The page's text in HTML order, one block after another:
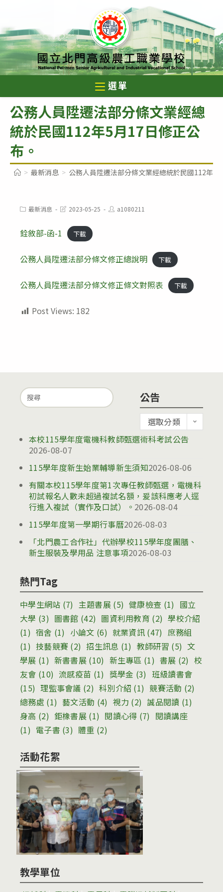
至
主
要
內
選單
公務人員陞遷法部分條文業經總
統於民國112年5月17日修正公
布。
> 最新消息 > 公務人員陞遷法部分條文業經總統於民國112年5
Post最新消息
Post2023-05-25
Posta1080211
銓敘部-函-1 下載
公務人員陞遷法部分條文修正總說明 下載
公務人員陞遷法部分條文修正條文對照表 下載
Post Views: 182
Search
for:
公告
告
選取分類
本校115學年度電機科教師甄選術科考試公告
2026-08-07
115學年度新生始業輔導新生須知2026-08-06
有關本校115學年度第1次專任教師甄選，電機科
初試報名人數未超過複試名額，爰該科應考人逕
行進入複試（實作及口試）。 2026-08-04
115學年度第一學期行事曆2026-08-03
「北門農工合作社」代辦學校115學年度團膳、
新生服裝及學用品 注意事項2026-08-03
熱門Tag
中學生網站 (7) 主題書展(5) 健康檢查 (1) 國立
大學 (3) 圖書館 (42) 圖資利用教育 (2) 學校介紹
(1) 宿舍 (1) 小論文 (6) 就業資訊 (47) 庶務組
(1) 技藝競賽 (2) 招生訊息 (1) 教師研習 (5) 文
學展 (1) 新書書展 (10) 新生專區 (1) 書展 (2) 校
友會 (10) 流感疫苗 (1) 獎學金 (3) 班級讀書會
(15) 理監事會議 (2) 科別介紹 (1) 競賽活動 (2)
總務處 (1) 藝文活動 (4) 視力 (2) 誠品閱讀 (1)
身高 (2) 鉅橡書展 (1) 閱讀心得 (7) 閱讀講座
(1) 電子書 (3) 體重 (2)
活動花絮
教學單位